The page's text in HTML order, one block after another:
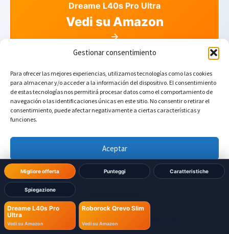
Gestionar consentimiento
Para ofrecer las mejores experiencias, utilizamos tecnologías como las cookies
para almacenar y/o acceder a la información del dispositivo. El consentimiento
de estas tecnologías nos permitirá procesar datos como el comportamiento de
navegación o las identificaciones únicas en este sitio. No consentir o retirar el
consentimiento, puede afectar negativamente a ciertas características y
funciones.
Aceptar
Denegar
Política de cookies Política de Privacidad
Migliore offerta Punteggi Caratteristiche
Spiegazione
Dreame L40s Pro
Ultra
Vedi su Amazon
Roborock Qrevo Slim
Vedi su Amazon
Dreame L40s Pro Ultra
Vedi su Amazon
Roborock Qrevo Slim
Vedi su Amazon
Hai dubbi su quale robot scegliere?
Unisciti alla nostra comunità Telegram dove